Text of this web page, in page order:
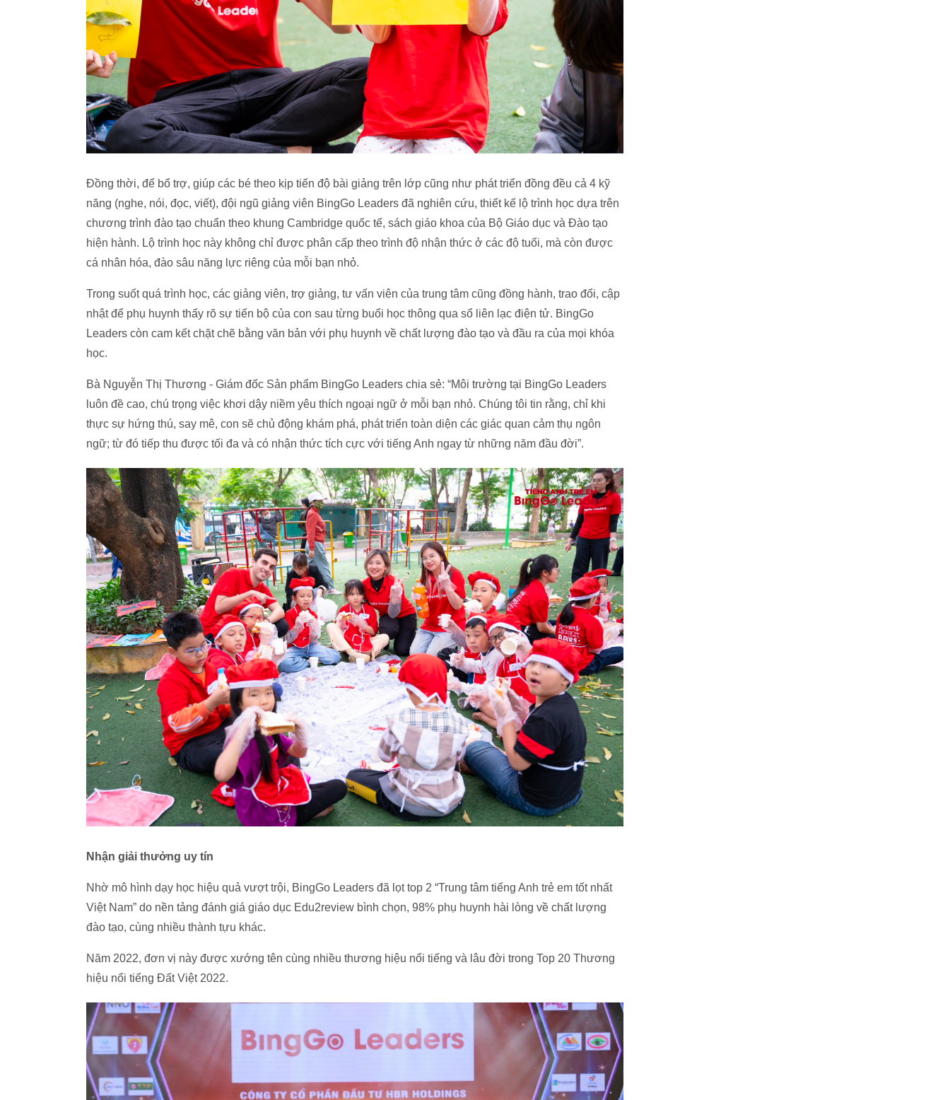
Đồng thời, để bổ trợ, giúp các bé theo kịp tiến độ bài giảng trên lớp cũng như phát triển đồng đều cả 4 kỹ
năng (nghe, nói, đọc, viết), đội ngũ giảng viên BingGo Leaders đã nghiên cứu, thiết kế lộ trình học dựa trên
chương trình đào tạo chuẩn theo khung Cambridge quốc tế, sách giáo khoa của Bộ Giáo dục và Đào tạo
hiện hành. Lộ trình học này không chỉ được phân cấp theo trình độ nhận thức ở các độ tuổi, mà còn được
cá nhân hóa, đào sâu năng lực riêng của mỗi bạn nhỏ.
Trong suốt quá trình học, các giảng viên, trợ giảng, tư vấn viên của trung tâm cũng đồng hành, trao đổi, cập
nhật để phụ huynh thấy rõ sự tiến bộ của con sau từng buổi học thông qua sổ liên lạc điện tử. BingGo
Leaders còn cam kết chặt chẽ bằng văn bản với phụ huynh về chất lượng đào tạo và đầu ra của mọi khóa
học.
Bà Nguyễn Thị Thương - Giám đốc Sản phẩm BingGo Leaders chia sẻ: “Môi trường tại BingGo Leaders
luôn đề cao, chú trọng việc khơi dậy niềm yêu thích ngoại ngữ ở mỗi bạn nhỏ. Chúng tôi tin rằng, chỉ khi
thực sự hứng thú, say mê, con sẽ chủ động khám phá, phát triển toàn diện các giác quan cảm thụ ngôn
ngữ; từ đó tiếp thu được tối đa và có nhận thức tích cực với tiếng Anh ngay từ những năm đầu đời”.
Nhận giải thưởng uy tín
Nhờ mô hình dạy học hiệu quả vượt trội, BingGo Leaders đã lọt top 2 “Trung tâm tiếng Anh trẻ em tốt nhất
Việt Nam” do nền tảng đánh giá giáo dục Edu2review bình chọn, 98% phụ huynh hài lòng về chất lượng
đào tạo, cùng nhiều thành tựu khác.
Năm 2022, đơn vị này được xướng tên cùng nhiều thương hiệu nổi tiếng và lâu đời trong Top 20 Thương
hiệu nổi tiếng Đất Việt 2022.